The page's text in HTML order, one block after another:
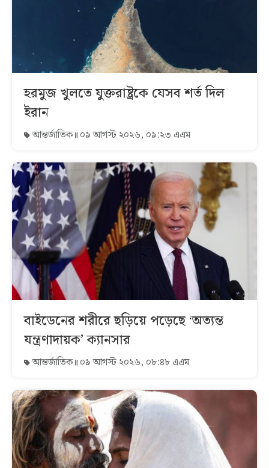
হরমুজ খুলতে যুক্তরাষ্ট্রকে যেসব শর্ত দিল
ইরান
আন্তর্জাতিক ০৯ আগস্ট ২০২৬, ০৯:২৩ এএম
বাইডেনের শরীরে ছড়িয়ে পড়েছে ‘অত্যন্ত
যন্ত্রণাদায়ক’ ক্যানসার
আন্তর্জাতিক ০৯ আগস্ট ২০২৬, ০৮:৪৮ এএম